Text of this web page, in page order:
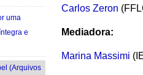
Carlos Zeron
Mediadora:
Marina Massimi
uma
e
(Arquivos